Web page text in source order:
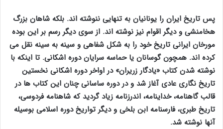
پس تاریخ ایران را یونانیان به تنهایی ننوشته اند. بلکه شاهان بزرگ
هخامنشی و دیگر اقوام نیز نوشته اند. از سوی دیگر رسم بر این بوده
مورخان ایرانی تاریخ خود را به شکل شفاهی و سینه به سینه نقل می
کرده اند. همچون گوسانان یا حماسه سرایان دوره اشکانی. تا اینکه با
نوشته شدن کتاب «یادگار زریران» در اواخر دوره اشکانی نخستین
تاریخ نگاری عادی آغاز شد و در دوره ساسانی چنان این کتاب ها در
قالب گاهنامه، خداینامه، اندرزنامه زیاد گردید که شاهنامه فردوسی،
تاریخ طبری، فارسنامه ابن بلخی و دیگر تواریخ دوره اسلامی بوسیله
آنها نوشته شد.